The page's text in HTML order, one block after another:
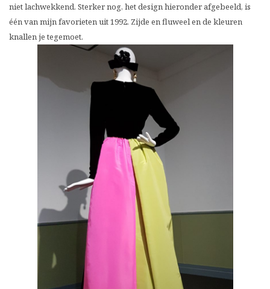
niet lachwekkend. Sterker nog, het design hieronder afgebeeld, is
één van mijn favorieten uit 1992. Zijde en fluweel en de kleuren
knallen je tegemoet.